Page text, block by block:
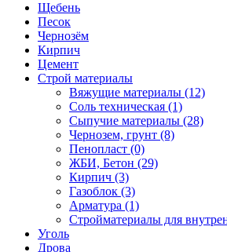
Щебень
Песок
Чернозём
Кирпич
Цемент
Строй материалы
Вяжущие материалы (12)
Соль техническая (1)
Сыпучие материалы (28)
Чернозем, грунт (8)
Пенопласт (0)
ЖБИ, Бетон (29)
Кирпич (3)
Газоблок (3)
Арматура (1)
Стройматериалы для
Уголь
Дрова